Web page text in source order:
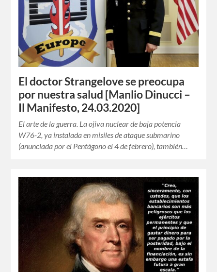
El doctor Strangelove se preocupa
por nuestra salud [Manlio Dinucci –
Il Manifesto, 24.03.2020]
El arte de la guerra. La ojiva nuclear de baja potencia
W76-2, ya instalada en misiles de ataque submarino
(anunciada por el Pentágono el 4 de febrero), también…